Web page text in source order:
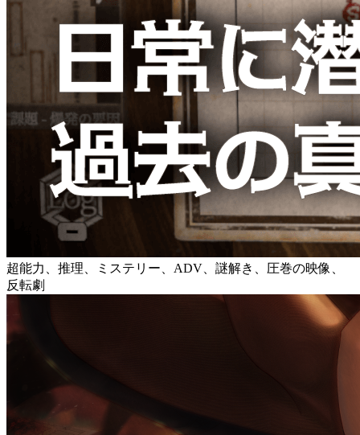
超能力、推理、ミステリー、ADV、謎解き、圧巻の映像、
反転劇